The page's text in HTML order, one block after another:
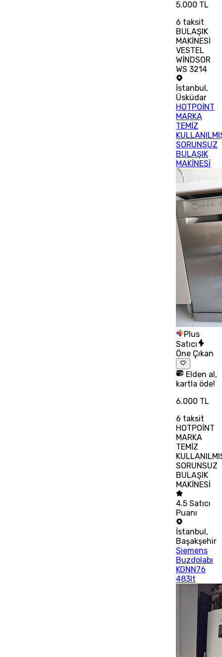
5.000 TL
6 taksit
BULAŞIK
MAKİNESİ
VESTEL
WİNDSOR
WS 3214
İstanbul,
Üsküdar
HOTPOİNT
MARKA
TEMİZ
SORUNSUZ
BULAŞIK
MAKİNESİ
Plus
Satıcı
Öne Çıkan
Elden al,
kartla öde!
6.000 TL
6 taksit
HOTPOİNT
MARKA
TEMİZ
SORUNSUZ
BULAŞIK
MAKİNESİ
4.5 Satıcı
Puanı
İstanbul ,
Başakşehir
Siemens
Buzdolabı
KGNN76
483lt